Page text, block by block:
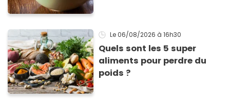
Le 06/08/2026 à 16h30
Quels sont les 5 super
aliments pour perdre du
poids ?